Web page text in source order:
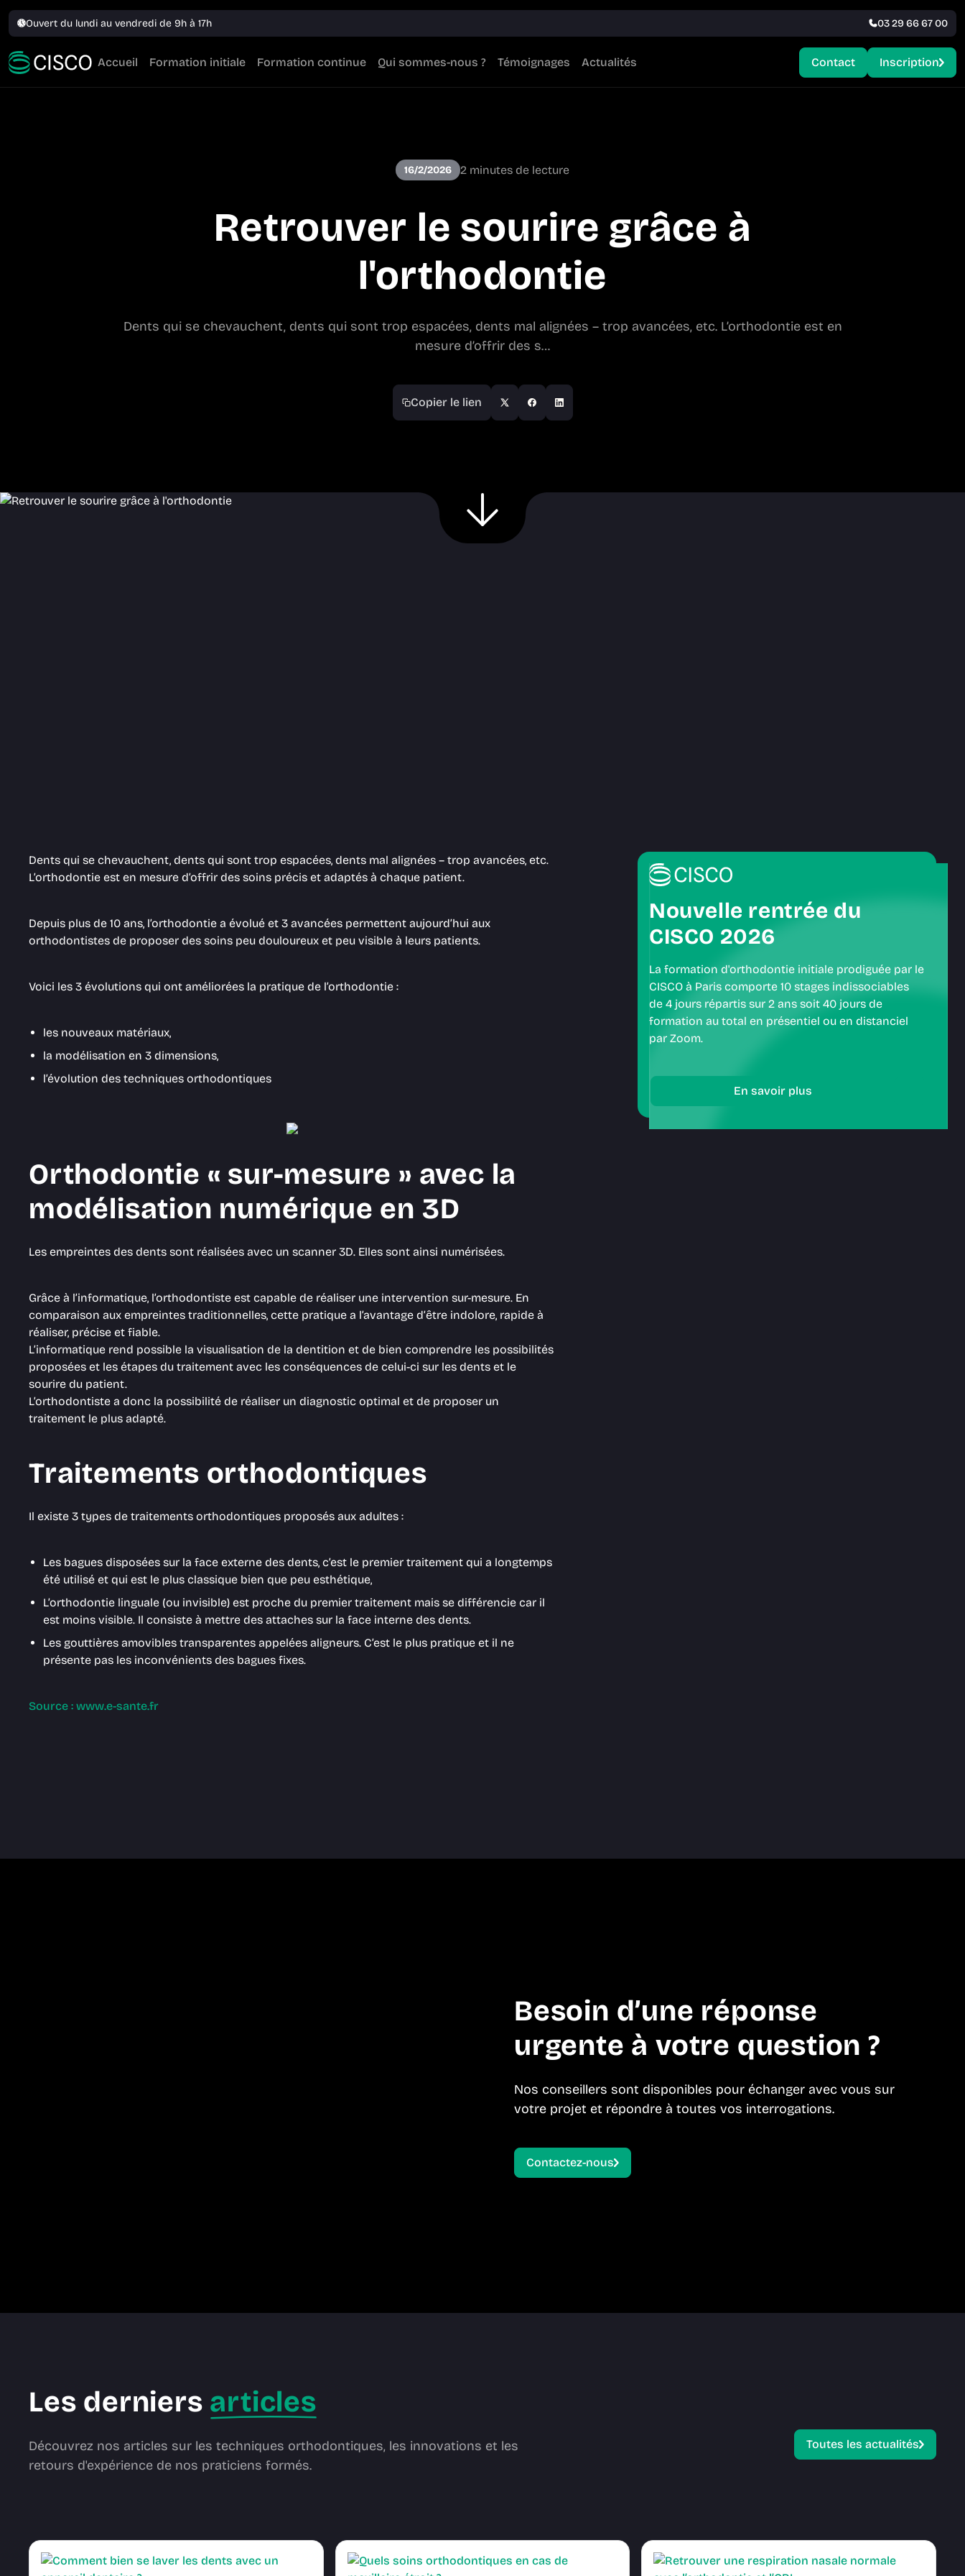
Ouvert du lundi au vendredi de 9h à 17h 03 29 66 67 00
Accueil Formation initiale Formation continue Qui sommes-nous ? Témoignages Actualités Contact Inscription
16/2/2026 2 minutes de lecture
Retrouver le sourire grâce à
l'orthodontie
Dents qui se chevauchent, dents qui sont trop espacées, dents mal alignées – trop avancées, etc. L’orthodontie est en
mesure d’offrir des s…
Copier le lien
Dents qui se chevauchent, dents qui sont trop espacées, dents mal alignées – trop avancées, etc.
L’orthodontie est en mesure d’offrir des soins précis et adaptés à chaque patient.
Depuis plus de 10 ans, l’orthodontie a évolué et 3 avancées permettent aujourd’hui aux
orthodontistes de proposer des soins peu douloureux et peu visible à leurs patients.
Voici les 3 évolutions qui ont améliorées la pratique de l’orthodontie :
les nouveaux matériaux,
la modélisation en 3 dimensions,
l’évolution des techniques orthodontiques
Orthodontie « sur-mesure » avec la
modélisation numérique en 3D
Les empreintes des dents sont réalisées avec un scanner 3D. Elles sont ainsi numérisées.
Grâce à l’informatique, l’orthodontiste est capable de réaliser une intervention sur-mesure. En
comparaison aux empreintes traditionnelles, cette pratique a l’avantage d’être indolore, rapide à
réaliser, précise et fiable.
L’informatique rend possible la visualisation de la dentition et de bien comprendre les possibilités
proposées et les étapes du traitement avec les conséquences de celui-ci sur les dents et le
sourire du patient.
L’orthodontiste a donc la possibilité de réaliser un diagnostic optimal et de proposer un
traitement le plus adapté.
Traitements orthodontiques
Il existe 3 types de traitements orthodontiques proposés aux adultes :
Les bagues disposées sur la face externe des dents, c’est le premier traitement qui a longtemps
été utilisé et qui est le plus classique bien que peu esthétique,
L’orthodontie linguale (ou invisible) est proche du premier traitement mais se différencie car il
est moins visible. Il consiste à mettre des attaches sur la face interne des dents.
Les gouttières amovibles transparentes appelées aligneurs. C’est le plus pratique et il ne
présente pas les inconvénients des bagues fixes.
Source : www.e-sante.fr
Nouvelle rentrée du
CISCO 2026
La formation d'orthodontie initiale prodiguée par le
CISCO à Paris comporte 10 stages indissociables
de 4 jours répartis sur 2 ans soit 40 jours de
formation au total en présentiel ou en distanciel
par Zoom.​
En savoir plus
Besoin d’une réponse
urgente à votre question ?
Nos conseillers sont disponibles pour échanger avec vous sur
votre projet et répondre à toutes vos interrogations.
Contactez-nous
Les derniers articles
Découvrez nos articles sur les techniques orthodontiques, les innovations et les
retours d'expérience de nos praticiens formés.
Toutes les actualités